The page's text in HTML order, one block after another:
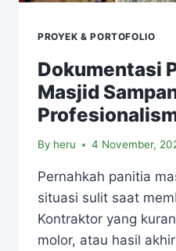
PROYEK & PORTOFOLIO
Dokumentasi
Masjid
By heru 4 November,
Pernahkah panitia
situasi sulit saat
Kontraktor yang
molor, atau hasil